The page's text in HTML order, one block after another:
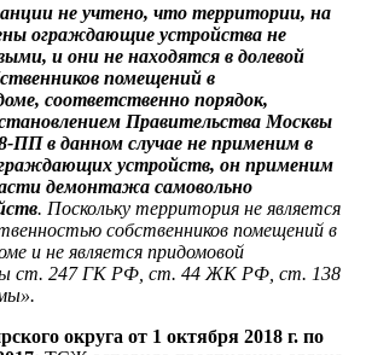
не учтено, что территории, на
ограждающие устройства не
и они не находятся в долевой
помещений в
соответственно порядок,
Правительства Москвы
ПП в данном случае не применим в
устройств, он применим
демонтажа самовольно
. Поскольку территория не является
собственников помещений в
и не является придомовой
ст. 247 ГК РФ, ст. 44 ЖК РФ, ст. 138
округа от 1 октября 2018 г. по